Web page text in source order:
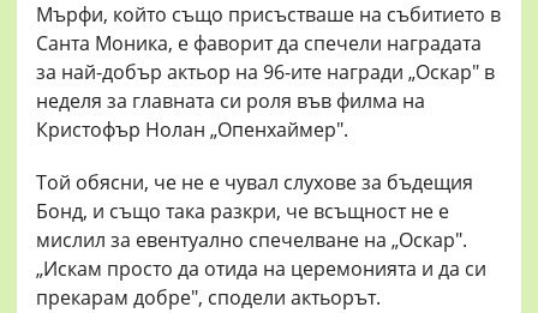
Мърфи, който също присъстваше на събитието в
Санта Моника, е фаворит да спечели наградата
за най-добър актьор на 96-ите награди „Оскар" в
неделя за главната си роля във филма на
Кристофър Нолан „Опенхаймер".
Той обясни, че не е чувал слухове за бъдещия
Бонд, и също така разкри, че всъщност не е
мислил за евентуално спечелване на „Оскар".
„Искам просто да отида на церемонията и да си
прекарам добре", сподели актьорът.